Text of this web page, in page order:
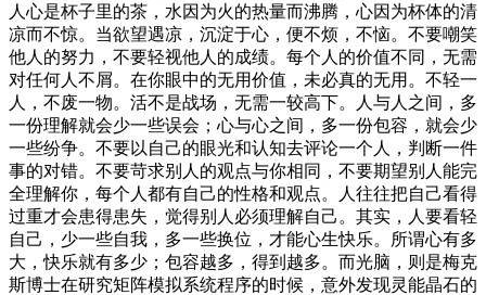
人心是杯子里的茶，水因为火的热量而沸腾，心因为杯体的清
凉而不惊。当欲望遇凉，沉淀于心，便不烦，不恼。不要嘲笑
他人的努力，不要轻视他人的成绩。每个人的价值不同，无需
对任何人不屑。在你眼中的无用价值，未必真的无用。不轻一
人，不废一物。活不是战场，无需一较高下。人与人之间，多
一份理解就会少一些误会；心与心之间，多一份包容，就会少
一些纷争。不要以自己的眼光和认知去评论一个人，判断一件
事的对错。不要苛求别人的观点与你相同，不要期望别人能完
全理解你，每个人都有自己的性格和观点。人往往把自己看得
过重才会患得患失，觉得别人必须理解自己。其实，人要看轻
自己，少一些自我，多一些换位，才能心生快乐。所谓心有多
大，快乐就有多少；包容越多，得到越多。而光脑，则是梅克
斯博士在研究矩阵模拟系统程序的时候，意外发现灵能晶石的